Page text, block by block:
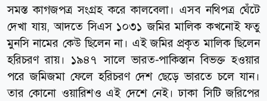
সমস্ত কাগজপত্র সংগ্রহ করে কালবেলা। এসব নথিপত্র ঘেঁটে
দেখা যায়, আদতে সিএস ১০৩১ জমির মালিক কখনোই ফতু
মুনসি নামের কেউ ছিলেন না। এই জমির প্রকৃত মালিক ছিলেন
হরিচরণ রায়। ১৯৪৭ সালে ভারত-পাকিস্তান বিভক্ত হওয়ার
পরে জমিজমা ফেলে হরিচরণ দেশ ছেড়ে ভারতে চলে যান।
তার কোনো ওয়ারিশও এই দেশে নেই। ঢাকা সিটি জরিপের